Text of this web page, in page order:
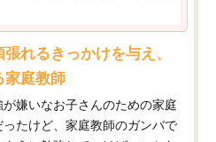
れるきっかけを与え、
家庭教師
嫌いなお子さんのための家庭
たけど、家庭教師のガンバで